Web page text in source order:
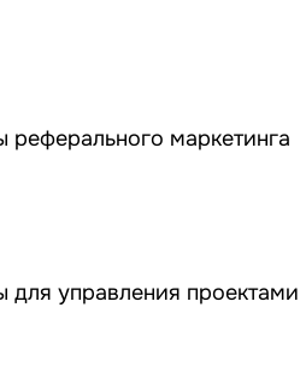
маркетинга
управления проектами